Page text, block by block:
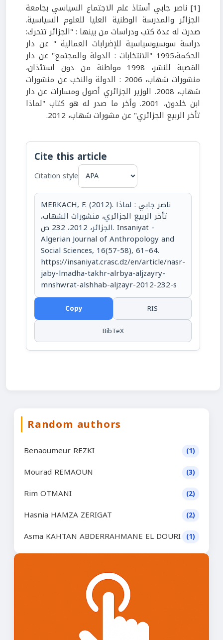
[1] ناصر جابي أستاذ علم الاجتماع السياسي بجامعة
الجزائر والمدرسة الوطنية العليا للعلوم السياسية.
صدرت له عدة كتب ودراسات من بينها : "الجزائر تتحرك:
دراسة سوسيوسياسية للإضرابات العمالية " عن دار
الحكمة،1995 "الانتخابات : الدولة والمجتمع" عن دار
القصبة للنشر، 1998 مواطنة من دون استئذان،
منشورات شهاب، 2006 : الدولة والنخب عن منشورات
شهاب، 2008. الوزير الجزائري أصول ومسارات عن دار
ابن خلدون، 2001. وأخر ما صدر له هو كتاب "لماذا
تأخر الربيع الجزائري" عن مشورات شهاب، 2012.
Cite this article
Citation style
MERKACH, F. (2012). ناصر جابي : لماذا
تأخر الربيع الجزائري، منشورات الشهاب،
الجزائر، 2012، 232 ص. Insaniyat -
Algerian Journal of Anthropology and
Social Sciences, 16(57-58), 61–64.
https://insaniyat.crasc.dz/en/article/nasr-
jaby-lmadha-takhr-alrbya-aljzayry-
mnshwrat-alshhab-aljzayr-2012-232-s
Copy
RIS
BibTeX
Random authors
Benaoumeur REZKI (1)
Mourad REMAOUN (3)
Rim OTMANI (2)
Hasnia HAMZA ZERIGAT (2)
Asma KAHTAN ABDERRAHMANE EL DOURI (1)